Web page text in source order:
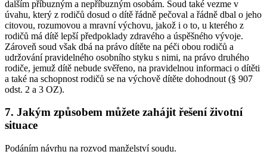
dalším příbuzným a nepříbuzným osobám. Soud také vezme v
úvahu, který z rodičů dosud o dítě řádně pečoval a řádně dbal o jeho
citovou, rozumovou a mravní výchovu, jakož i o to, u kterého z
rodičů má dítě lepší předpoklady zdravého a úspěšného vývoje.
Zároveň soud však dbá na právo dítěte na péči obou rodičů a
udržování pravidelného osobního styku s nimi, na právo druhého
rodiče, jemuž dítě nebude svěřeno, na pravidelnou informaci o dítěti
a také na schopnost rodičů se na výchově dítěte dohodnout (§ 907
odst. 2 a 3 OZ).
7. Jakým způsobem můžete zahájit řešení životní
situace
Podáním návrhu na rozvod manželství soudu.